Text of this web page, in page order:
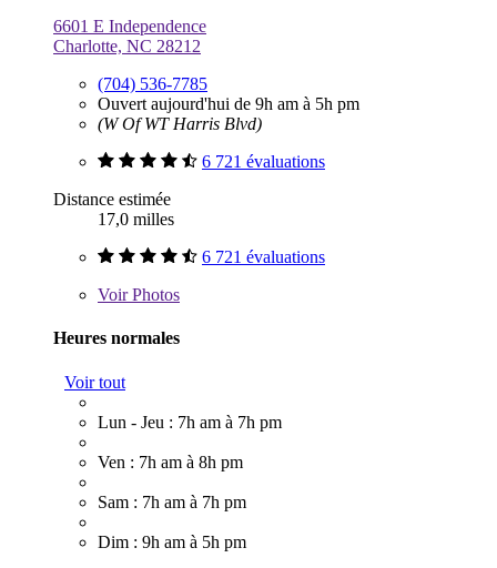
6601 E Independence
Charlotte, NC 28212
(704) 536-7785
Ouvert aujourd'hui de 9h am à 5h pm
(W Of WT Harris Blvd)
6 721 évaluations
Distance estimée
17,0 milles
6 721 évaluations
VoirPhotos
Heures normales
Voir tout
Lun - Jeu : 7h am à 7h pm
Ven : 7h am à 8h pm
Sam : 7h am à 7h pm
Dim : 9h am à 5h pm